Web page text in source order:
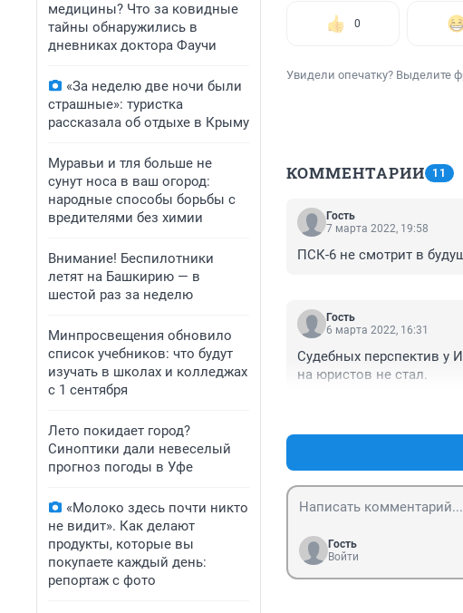
медицины? Что за ковидные
тайны обнаружились в
дневниках доктора Фаучи
«За неделю две ночи были
страшные»: туристка
рассказала об отдыхе в Крыму
Муравьи и тля больше не
сунут носа в ваш огород:
народные способы борьбы с
вредителями без химии
Внимание! Беспилотники
летят на Башкирию — в
шестой раз за неделю
Минпросвещения обновило
список учебников: что будут
изучать в школах и колледжах
с 1 сентября
Лето покидает город?
Синоптики дали невеселый
прогноз погоды в Уфе
«Молоко здесь почти никто
не видит». Как делают
продукты, которые вы
покупаете каждый день:
репортаж с фото
0
Увидели опечатку? Выделите
КОММЕНТАРИИ 11
Гость
7 марта 2022, 19:58
ПСК-6 не смотрит в
Гость
6 марта 2022, 16:31
Судебных перспектив у
на юристов не стал.
Гость
Войти